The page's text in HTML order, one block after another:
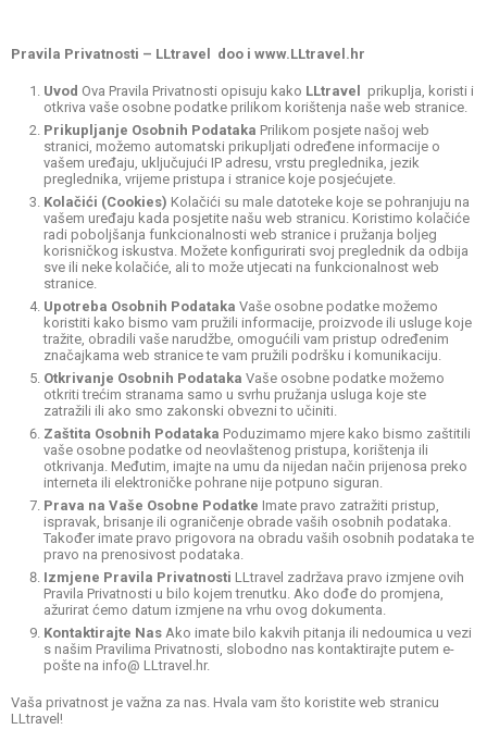
Pravila Privatnosti – LLtravel doo i www.LLtravel.hr
Uvod Ova Pravila Privatnosti opisuju kako LLtravel prikuplja, koristi i
otkriva vaše osobne podatke prilikom korištenja naše web stranice.
Prikupljanje Osobnih Podataka Prilikom posjete našoj web
stranici, možemo automatski prikupljati određene informacije o
vašem uređaju, uključujući IP adresu, vrstu preglednika, jezik
preglednika, vrijeme pristupa i stranice koje posjećujete.
Kolačići (Cookies) Kolačići su male datoteke koje se pohranjuju na
vašem uređaju kada posjetite našu web stranicu. Koristimo kolačiće
radi poboljšanja funkcionalnosti web stranice i pružanja boljeg
korisničkog iskustva. Možete konfigurirati svoj preglednik da odbija
sve ili neke kolačiće, ali to može utjecati na funkcionalnost web
stranice.
Upotreba Osobnih Podataka Vaše osobne podatke možemo
koristiti kako bismo vam pružili informacije, proizvode ili usluge koje
tražite, obradili vaše narudžbe, omogućili vam pristup određenim
značajkama web stranice te vam pružili podršku i komunikaciju.
Otkrivanje Osobnih Podataka Vaše osobne podatke možemo
otkriti trećim stranama samo u svrhu pružanja usluga koje ste
zatražili ili ako smo zakonski obvezni to učiniti.
Zaštita Osobnih Podataka Poduzimamo mjere kako bismo zaštitili
vaše osobne podatke od neovlaštenog pristupa, korištenja ili
otkrivanja. Međutim, imajte na umu da nijedan način prijenosa preko
interneta ili elektroničke pohrane nije potpuno siguran.
Prava na Vaše Osobne Podatke Imate pravo zatražiti pristup,
ispravak, brisanje ili ograničenje obrade vaših osobnih podataka.
Također imate pravo prigovora na obradu vaših osobnih podataka te
pravo na prenosivost podataka.
Izmjene Pravila Privatnosti LLtravel zadržava pravo izmjene ovih
Pravila Privatnosti u bilo kojem trenutku. Ako dođe do promjena,
ažurirat ćemo datum izmjene na vrhu ovog dokumenta.
Kontaktirajte Nas Ako imate bilo kakvih pitanja ili nedoumica u vezi
s našim Pravilima Privatnosti, slobodno nas kontaktirajte putem e-
pošte na info@ LLtravel.hr.
Vaša privatnost je važna za nas. Hvala vam što koristite web stranicu
LLtravel!